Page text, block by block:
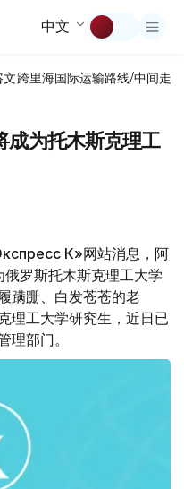
中文
文跨里海国际运输路线/中间走廊
成为托木斯克理工
К»网站消息，阿
罗斯托木斯克理工大学
蹒跚、白发苍苍的老
理工大学研究生，近日已
理部门。